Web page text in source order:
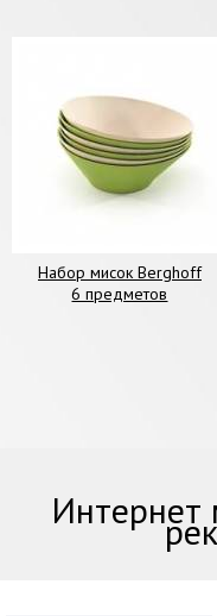
Набор мисок Berghoff
6 предметов
Интернет